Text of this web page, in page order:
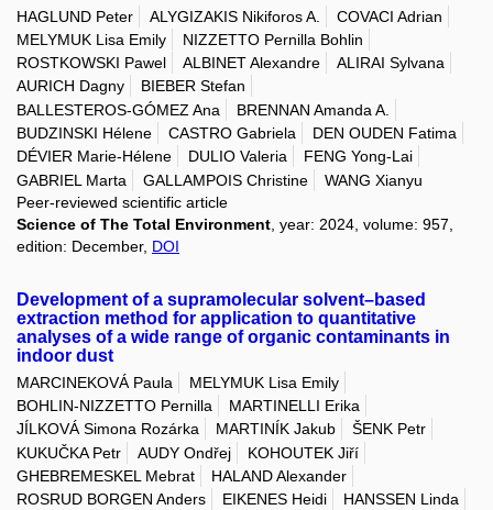
HAGLUND Peter ALYGIZAKIS Nikiforos A.
COVACI Adrian
MELYMUK Lisa Emily
NIZZETTO Pernilla Bohlin
ROSTKOWSKI Pawel
ALBINET Alexandre
ALIRAI Sylvana
AURICH Dagny
BIEBER Stefan
BALLESTEROS-GÓMEZ Ana
BRENNAN Amanda A.
BUDZINSKI Hélene
CASTRO Gabriela
DEN OUDEN Fatima
DÉVIER Marie-Hélene
DULIO Valeria
FENG Yong-Lai
GABRIEL Marta
GALLAMPOIS Christine
WANG Xianyu
Peer-reviewed scientific article
Science of The Total Environment , year: 2024, volume: 957,
edition: December, DOI
Development of a supramolecular solvent–based
extraction method for application to quantitative
analyses of a wide range of organic contaminants in
indoor dust
MARCINEKOVÁ Paula
MELYMUK Lisa Emily
BOHLIN-NIZZETTO Pernilla
MARTINELLI Erika
JÍLKOVÁ Simona Rozárka
MARTINÍK Jakub
ŠENK Petr
KUKUČKA Petr
AUDY Ondřej
KOHOUTEK Jiří
GHEBREMESKEL Mebrat
HALAND Alexander
ROSRUD BORGEN Anders
EIKENES Heidi
HANSSEN Linda